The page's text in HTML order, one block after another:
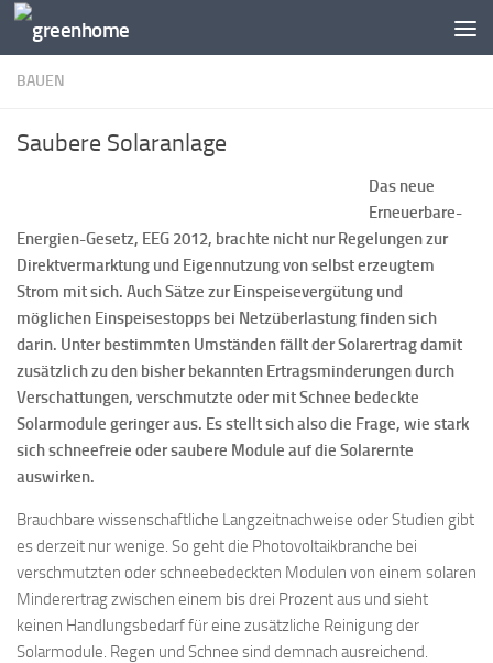
Zum Inhalt springen
BAUEN
Saubere Solaranlage
Das neue
Erneuerbare-
Energien-Gesetz, EEG 2012, brachte nicht nur Regelungen zur
Direktvermarktung und Eigennutzung von selbst erzeugtem
Strom mit sich. Auch Sätze zur Einspeisevergütung und
möglichen Einspeisestopps bei Netzüberlastung finden sich
darin. Unter bestimmten Umständen fällt der Solarertrag damit
zusätzlich zu den bisher bekannten Ertragsminderungen durch
Verschattungen, verschmutzte oder mit Schnee bedeckte
Solarmodule geringer aus. Es stellt sich also die Frage, wie stark
sich schneefreie oder saubere Module auf die Solarernte
auswirken.
Brauchbare wissenschaftliche Langzeitnachweise oder Studien gibt
es derzeit nur wenige. So geht die Photovoltaikbranche bei
verschmutzten oder schneebedeckten Modulen von einem solaren
Minderertrag zwischen einem bis drei Prozent aus und sieht
keinen Handlungsbedarf für eine zusätzliche Reinigung der
Solarmodule. Regen und Schnee sind demnach ausreichend.